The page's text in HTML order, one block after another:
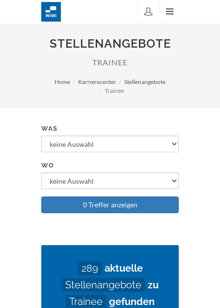
STELLENANGEBOTE
TRAINEE
Home Karrierecenter
Stellenangebote
Trainee
WAS
WO
0 Treffer anzeigen
289 aktuelle
Stellenangebote zu
Trainee gefunden